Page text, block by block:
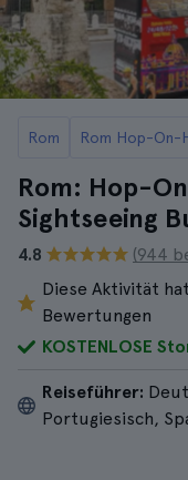
Rom
Rom: Hop-
Sightseeing
4.8
(944
Diese Aktivität hat
Bewertungen
KOSTENLOSE
Reiseführer:
Portugiesisch,